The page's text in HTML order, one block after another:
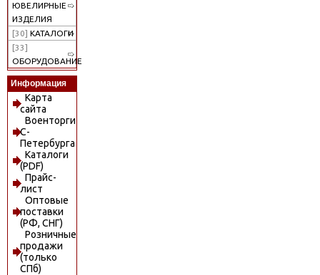
ЮВЕЛИРНЫЕ
ИЗДЕЛИЯ
[30] КАТАЛОГИ
[33]
ОБОРУДОВАНИЕ
Информация
Карта
сайта
Военторги
С-
Петербурга
Каталоги
(PDF)
Прайс-
лист
Оптовые
поставки
(РФ, СНГ)
Розничные
продажи
(только
СПб)